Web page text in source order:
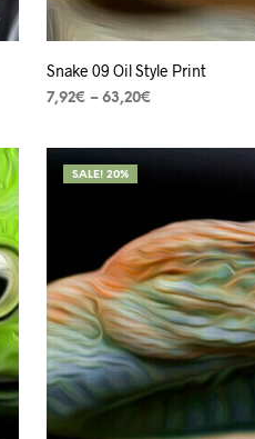
Snake 09 Oil Style Print
7,92€ – 63,20€
SALE! 20%